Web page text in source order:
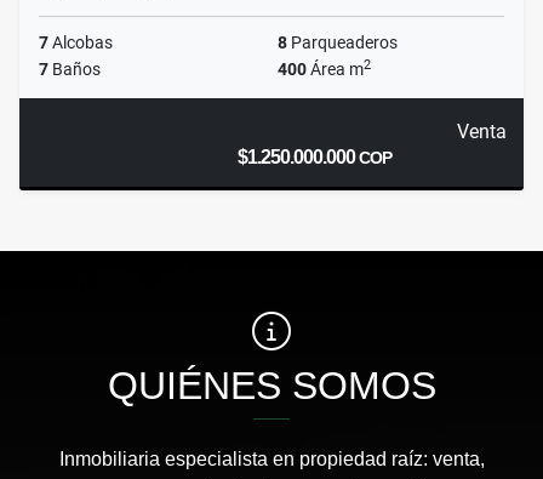
7Alcobas 8 Parqueaderos
7 Baños 400Área m2
Venta
$1.250.000.000COP
QUIÉNES SOMOS
Inmobiliaria especialista en propiedad raíz: venta,